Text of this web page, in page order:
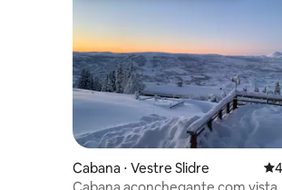
Cabana ⋅ Vestre Slidre